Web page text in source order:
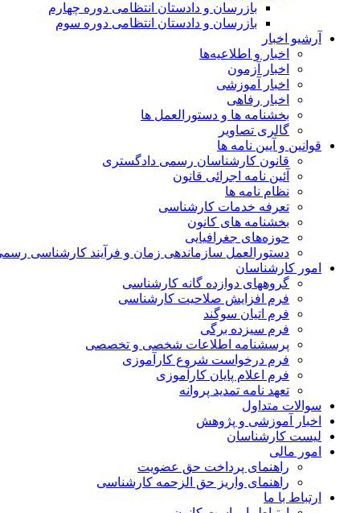
بازرسان و دادستان انتظامی دوره چهارم
بازرسان و دادستان انتظامی دوره سوم
آرشیو اخبار
اخبار و اطلاعیه‌ها
اخبار آزمون
اخبار آموزشی
اخبار رفاهی
بخشنامه ها و دستورالعمل ها
گالری تصاویر
قوانین و آیین نامه ها
قانون کارشناسان رسمی دادگستری
آئین نامه اجرائی قانون
نظام نامه ها
تعرفه خدمات کارشناسی
بخشنامه های کانون
حوزه‌های جغرافیایی
دستورالعمل سازماندهی زمان و فرآیند کارشناسی
امور کارشناسان
گروههای دوازده گانه کارشناسی
فرم افزایش صلاحیت کارشناسی
فرم اتیان سوگند
فرم سیزده برگی
پرسشنامه اطلاعات شخصی و تخصصی
فرم درخواست شروع کارآموزی
فرم اعلام پایان کارآموزی
تعهد نامه تمدید پروانه
سوالات متداول
اخبار آموزشی و پژوهش
لیست کارشناسان
امور مالی
راهنمای پرداخت حق عضویت
راهنمای واریز حق الزحمه کارشناسی
ارتباط با ما